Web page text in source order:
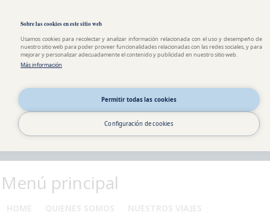
Sobre las cookies en este sitio web
Usamos cookies para recolectar y analizar información relacionada con el uso y desempeño de
nuestro sitio web para poder proveer funcionalidades relacionadas con las redes sociales, y para
mejorar y personalizar adecuadamente el contenido y publicidad en nuestro sitio web.
Más información
Permitir todas las cookies
Configuración de cookies
Menú principal